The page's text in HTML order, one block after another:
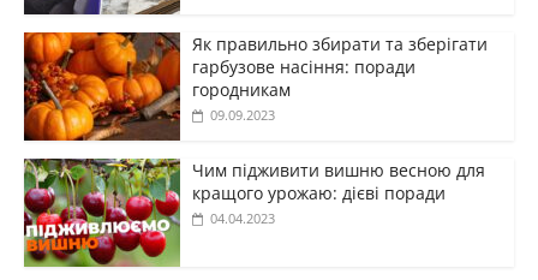
Як правильно збирати та зберігати
гарбузове насіння: поради
городникам
09.09.2023
Чим підживити вишню весною для
кращого урожаю: дієві поради
04.04.2023